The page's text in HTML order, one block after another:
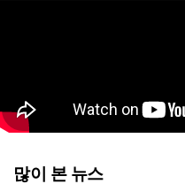
많이 본 뉴스